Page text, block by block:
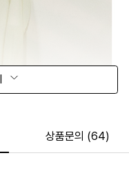
상품문의 (64)